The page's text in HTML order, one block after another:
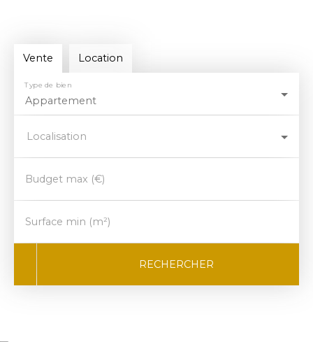
Vente Location
Appartement
Type de bien
Localisation
Budget max (€)
Surface min (m²)
RECHERCHER